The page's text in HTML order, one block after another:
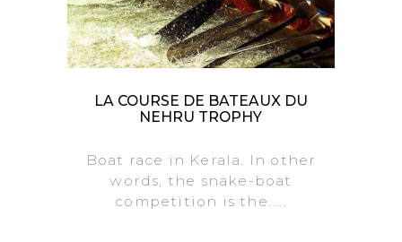
LA COURSE DE BATEAUX DU
NEHRU TROPHY
Boat race in Kerala. In other
words, the snake-boat
competition is the.....